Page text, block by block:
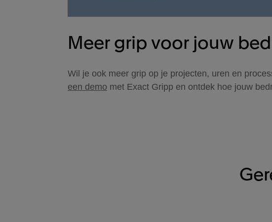
Meer grip voor jouw
Wil je ook meer grip op je projecten, uren en
een demo met Exact Gripp en ontdek hoe jouw